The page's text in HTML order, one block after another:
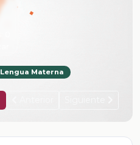
Lengua Materna